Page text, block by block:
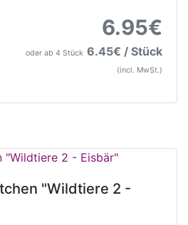
6.95€
oder ab 4 Stück 6.45€ / Stück
(incl. MwSt.)
"Wildtiere 2 -